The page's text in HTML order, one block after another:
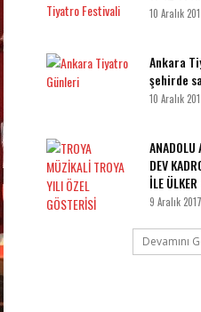
10 Aralık
Ankara
şehirde
10 Aralık
ANADOLU
DEV
İLE
9 Aralık 2017
Devamını